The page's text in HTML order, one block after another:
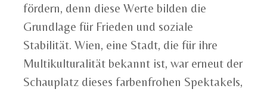
fördern, denn diese Werte bilden die
Grundlage für Frieden und soziale
Stabilität. Wien, eine Stadt, die für ihre
Multikulturalität bekannt ist, war erneut der
Schauplatz dieses farbenfrohen Spektakels,